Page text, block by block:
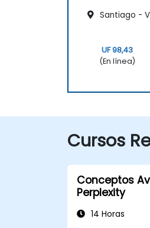
Santiago -
UF 98,43
(En línea)
Cursos
Conceptos
Perplexity
14 Horas